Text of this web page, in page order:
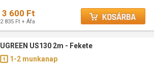
3 600 Ft
2 835 Ft + Áfa
UGREEN US130 2m - Fekete
1-2 munkanap